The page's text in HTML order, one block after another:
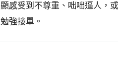
顯感受到不尊重、咄咄逼人，
勉強接單。